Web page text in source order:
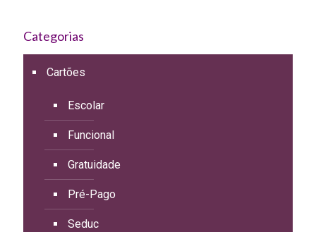
Categorias
Cartões
Escolar
Funcional
Gratuidade
Pré-Pago
Seduc